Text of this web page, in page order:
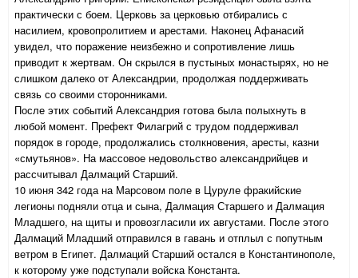
практически с боем. Церковь за церковью отбирались с
насилием, кровопролитием и арестами. Наконец Афанасий
увидел, что поражение неизбежно и сопротивление лишь
приводит к жертвам. Он скрылся в пустыных монастырях, но не
слишком далеко от Александрии, продолжая поддерживать
связь со своими сторонниками.
После этих событий Александрия готова была полыхнуть в
любой момент. Префект Филагрий с трудом поддерживал
порядок в городе, продолжались столкновения, аресты, казни
«смутьянов». На массовое недовольство александрийцев и
рассчитывал Далмаций Старший.
10 июня 342 года на Марсовом поле в Цуруле фракийские
легионы подняли отца и сына, Далмация Старшего и Далмация
Младшего, на щиты и провозгласили их августами. После этого
Далмаций Младший отправился в гавань и отплыл с попутным
ветром в Египет. Далмаций Старший остался в Константинополе,
к которому уже подступали войска Константа.